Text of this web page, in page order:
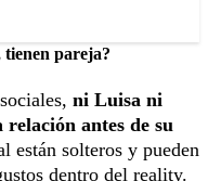
tienen pareja?
ni Luisa ni
antes de su
están solteros y pueden
dentro del reality.